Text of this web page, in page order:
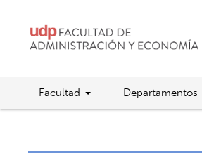
Facultad Departamentos